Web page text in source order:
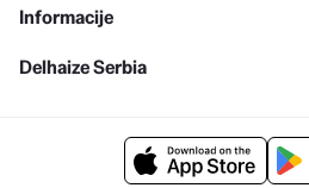
Informacije
Delhaize Serbia